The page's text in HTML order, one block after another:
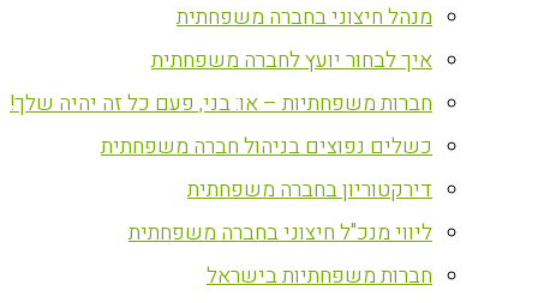
מנהל חיצוני בחברה משפחתית
איך לבחור יועץ לחברה משפחתית
חברות משפחתיות – או: בני, פעם כל זה יהיה שלך!
כשלים נפוצים בניהול חברה משפחתית
דירקטוריון בחברה משפחתית
ליווי מנכ"ל חיצוני בחברה משפחתית
חברות משפחתיות בישראל